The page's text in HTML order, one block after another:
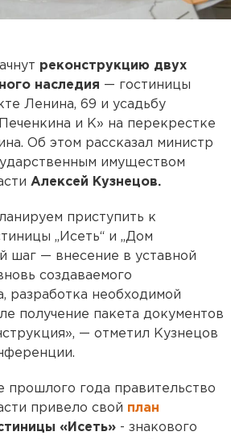
реконструкцию двух
наследия — гостиницы
Ленина, 69 и усадьбу
и К» на перекрестке
Об этом рассказал министр
имуществом
Алексей Кузнецов.
приступить к
„Исеть“ и „Дом
шаг — внесение в уставной
создаваемого
разработка необходимой
получение пакета документов
— отметил Кузнецов
прошлого года правительство
привело свой план
«Исеть» - знакового